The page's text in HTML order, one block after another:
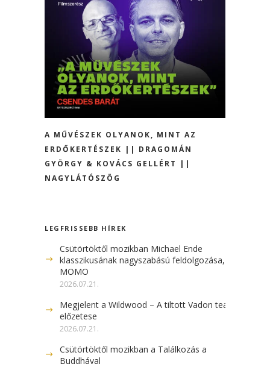
A MŰVÉSZEK OLYANOK, MINT AZ
ERDŐKERTÉSZEK || DRAGOMÁN
GYÖRGY & KOVÁCS GELLÉRT ||
NAGYLÁTÓSZÖG
LEGFRISSEBB HÍREK
Csütörtöktől mozikban Michael Ende
klasszikusának nagyszabású feldolgozása, a
MOMO
2026.07.21.
Megjelent a Wildwood – A tiltott Vadon teaser
előzetese
2026.07.21.
Csütörtöktől mozikban a Találkozás a
Buddhával